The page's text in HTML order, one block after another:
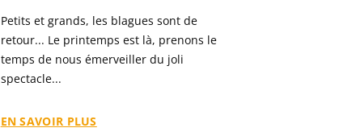
Petits et grands, les blagues sont de
retour... Le printemps est là, prenons le
temps de nous émerveiller du joli
spectacle...
EN SAVOIR PLUS